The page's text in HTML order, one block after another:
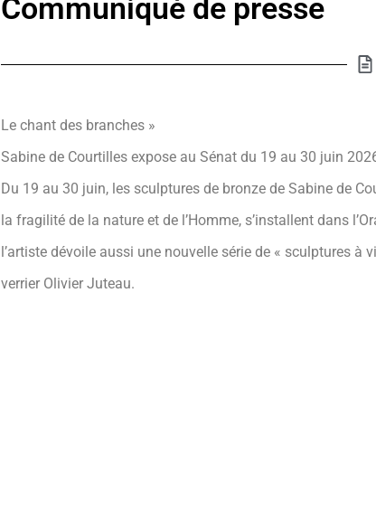
Communiqué de presse
Le chant des branches »
Sabine de Courtilles expose au Sénat du 19 au 30 juin
Du 19 au 30 juin, les sculptures de bronze de Sabine de
la fragilité de la nature et de l’Homme, s’installent dans
l’artiste dévoile aussi une nouvelle série de « sculptures à
verrier Olivier Juteau.